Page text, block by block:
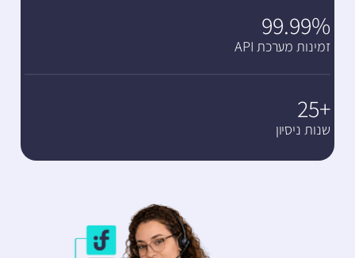
99.99%
זמינות מערכת API
+25
שנות ניסיון